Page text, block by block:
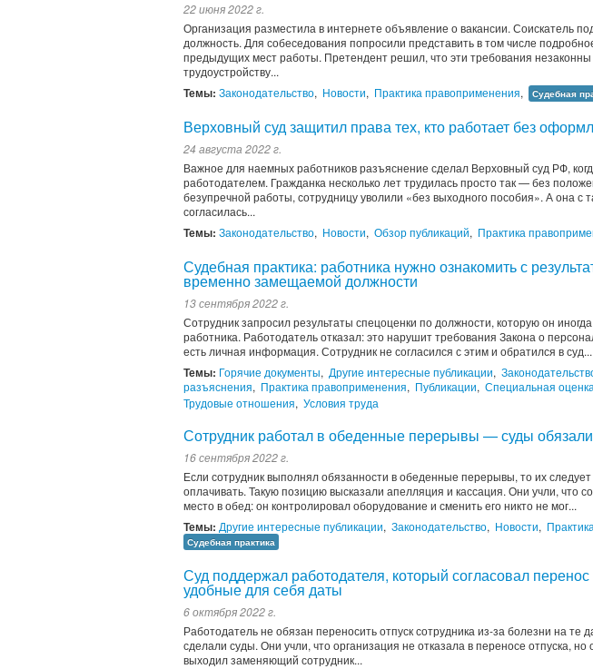
22 июня 2022 г.
Организация разместила в интернете объявление о вакансии. Соискатель
должность. Для собеседования попросили представить в том числе
предыдущих мест работы. Претендент решил, что эти требования
трудоустройству...
Темы: Законодательство, Новости, Практика правоприменения, Судебная
Верховный суд защитил права тех, кто работает без
24 августа 2022 г.
Важное для наемных работников разъяснение сделал Верховный суд РФ,
работодателем. Гражданка несколько лет трудилась просто так — без
безупречной работы, сотрудницу уволили «без выходного пособия». А она с
согласилась...
Темы: Законодательство, Новости, Обзор публикаций, Практика
Судебная практика: работника нужно ознакомить с
временно замещаемой должности
13 сентября 2022 г.
Сотрудник запросил результаты спецоценки по должности, которую он
работника. Работодатель отказал: это нарушит требования Закона о
есть личная информация. Сотрудник не согласился с этим и обратился в суд...
Темы: Горячие документы, Другие интересные публикации,
разъяснения, Практика правоприменения, Публикации, Специальная
Трудовые отношения, Условия труда
Сотрудник работал в обеденные перерывы — суды
16 сентября 2022 г.
Если сотрудник выполнял обязанности в обеденные перерывы, то их
оплачивать. Такую позицию высказали апелляция и кассация. Они учли, что
место в обед: он контролировал оборудование и сменить его никто не мог...
Темы: Другие интересные публикации, Законодательство, Новости,
Судебная практика
Суд поддержал работодателя, который согласовал
удобные для себя даты
6 октября 2022 г.
Работодатель не обязан переносить отпуск сотрудника из-за болезни на те
сделали суды. Они учли, что организация не отказала в переносе отпуска, но
выходил заменяющий сотрудник...